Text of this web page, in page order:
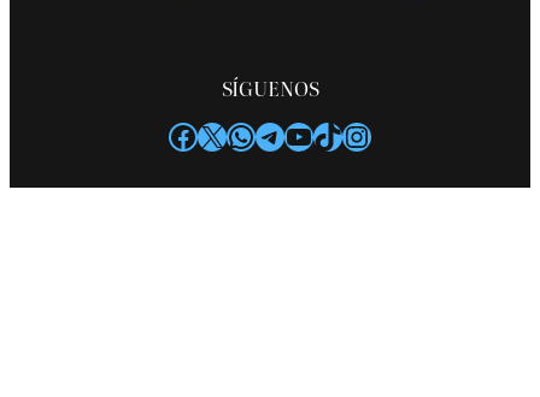
SÍGUENOS
Facebook
X WhatsApp
Telegram
YouTube
TikTok
Instagram